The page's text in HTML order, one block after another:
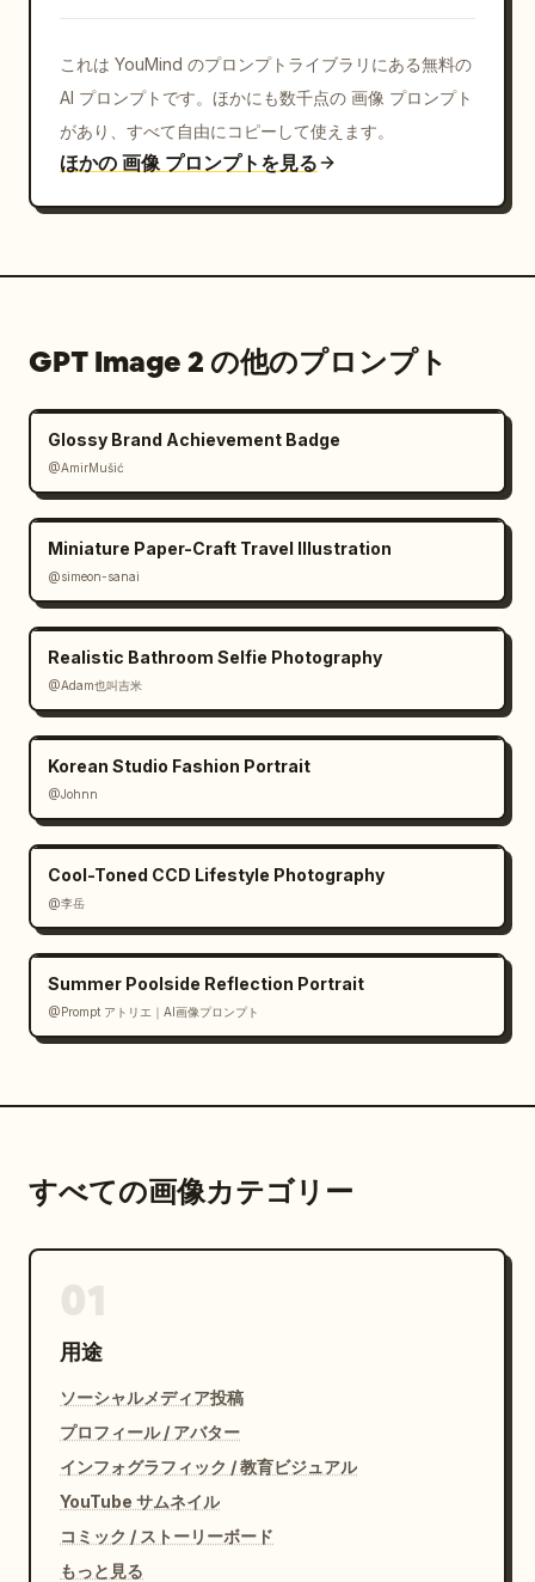
これは YouMind のプロンプトライブラリにある無料の
AI プロンプトです。ほかにも数千点の 画像 プロンプト
があり、すべて自由にコピーして使えます。
ほかの 画像 プロンプトを見る
GPT Image 2 の他のプロンプト
Glossy Brand Achievement Badge
@AmirMušić
Miniature Paper-Craft Travel Illustration
@simeon-sanai
Realistic Bathroom Selfie Photography
@Adam也叫吉米
Korean Studio Fashion Portrait
@Johnn
Cool-Toned CCD Lifestyle Photography
@李岳
Summer Poolside Reflection Portrait
@Prompt アトリエ｜AI画像プロンプト
すべての画像カテゴリー
用途
ソーシャルメディア投稿
プロフィール / アバター
インフォグラフィック / 教育ビジュアル
YouTube サムネイル
コミック / ストーリーボード
もっと見る